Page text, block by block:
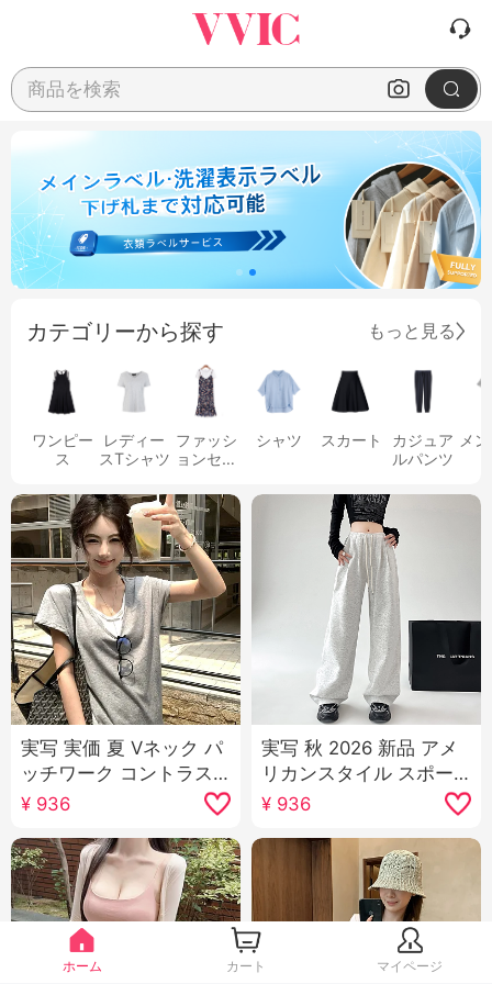
商品を検索
カテゴリーから探す もっと見る
ワンピー
ス
レディー
スTシャツ
ファッシ
ョンセッ
シャツ スカート
カジュア
ルパンツ
メ
実写 実価 夏 Vネック パ
ッチワーク コントラス
トカラー フェイクレイ
ヤード スタック 着る ル
ーズフィット 半袖 Tシ
ャツ レディースカジュ
アル ルーズ トップス
¥ 936
実写 秋 2026 新品 アメ
リカンスタイル スポー
ツパンツ 女性 ハイウエ
スト ワイド 脚 カジュア
ル ガード ズボン ダンス
ジャズダンス ズボン 子
¥ 936
ホーム カート マイページ